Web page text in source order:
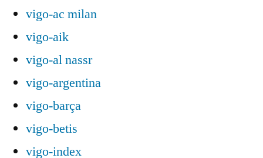
vigo-ac milan
vigo-aik
vigo-al nassr
vigo-argentina
vigo-barça
vigo-betis
vigo-index